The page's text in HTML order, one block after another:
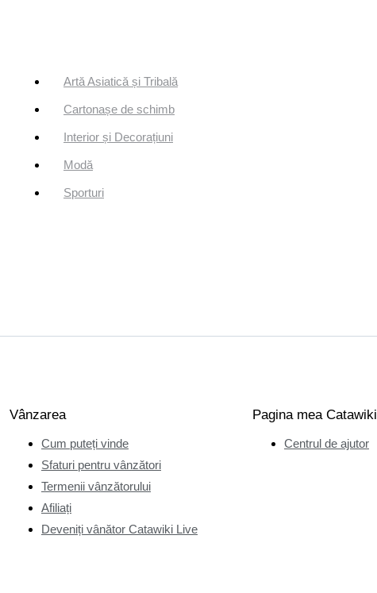
Artă Asiatică și Tribală
Cartonașe de schimb
Interior și Decorațiuni
Modă
Sporturi
Vânzarea
Cum puteți vinde
Sfaturi pentru vânzători
Termenii vânzătorului
Afiliați
Deveniți vânător Catawiki Live
Pagina mea Catawiki
Centrul de ajutor